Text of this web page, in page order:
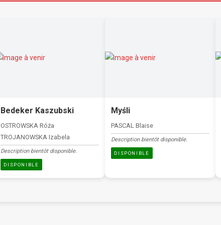
Bedeker Kaszubski
OSTROWSKA Róża
TROJANOWSKA Izabela
Description bientôt disponible.
DISPONIBLE
Myśli
PASCAL Blaise
Description bientôt disponible.
DISPONIBLE